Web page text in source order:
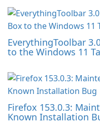
EverythingToolbar
to the Windows 11
Firefox 153.0.3:
Known Installation